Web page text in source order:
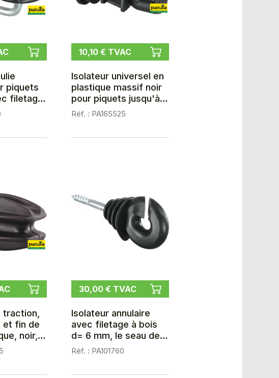
piquets
filetage
10,10 € TVAC
Isolateur universel en
plastique massif noir
pour piquets jusqu'à
d= 12mm, les25
Réf. : PA165525
et fin de
noir,
30,00 € TVAC
Isolateur annulaire
avec filetage à bois
d= 6 mm, le seau de
100
Réf. : PA101760